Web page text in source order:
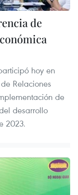
de
hoy en
Relaciones
de
desarrollo
2023.